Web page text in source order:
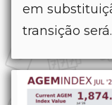
em
transição